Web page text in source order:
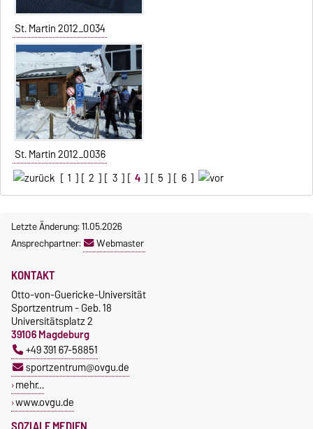
St. Martin 2012_0034
St. Martin 2012_0036
[ 1 ] [ 2 ] [ 3 ] [ 4 ] [ 5 ] [ 6 ]
Letzte Änderung: 11.05.2026
Ansprechpartner:
Webmaster
KONTAKT
Otto-von-Guericke-Universität
Sportzentrum - Geb. 18
Universitätsplatz 2
39106 Magdeburg
+49 391 67-58851
sportzentrum@ovgu.de
mehr…
www.ovgu.de